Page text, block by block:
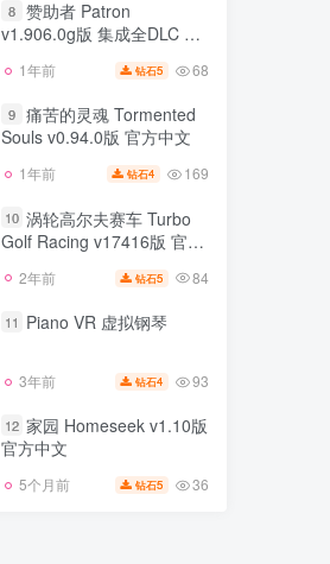
8 赞助者 Patron
v1.906.0g版 集成全DLC 官
1年前 钻石5 68
9 痛苦的灵魂 Tormented
Souls v0.94.0版 官方中文
1年前 钻石4 169
10 涡轮高尔夫赛车 Turbo
Golf Racing v17416版 官方
2年前 钻石5 84
11 Piano VR 虚拟钢琴
3年前 钻石4 93
12 家园 Homeseek v1.10版
官方中文
5个月前 钻石5 36
v20448r版 密室逃脱模拟器
1 v38841r版 集成全DLC 官
方中文
14小时前 钻石5 45
8
赞助者 Patron
方中文
1年前 钻石5
9
痛苦的灵魂 Tormented
1年前 钻石4 169
10 涡轮高尔夫赛车 Turbo
中文
11 Piano VR 虚拟钢琴
3年前
12 家园 Homeseek v1.10版